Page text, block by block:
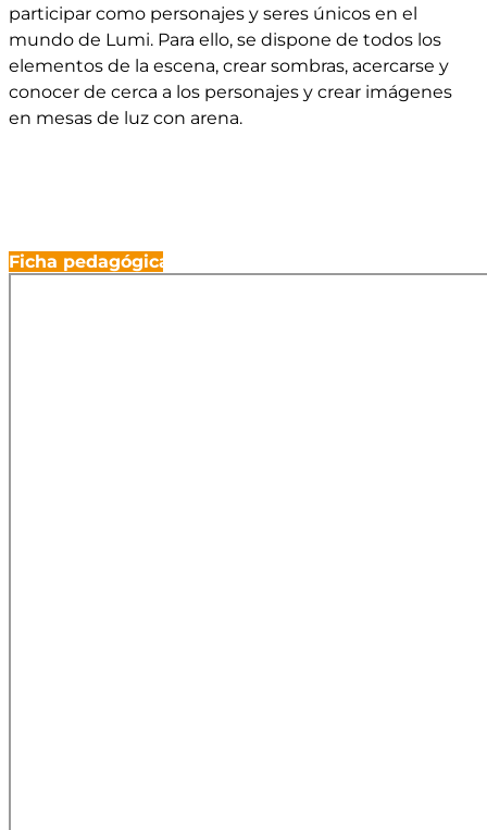
participar como personajes y seres únicos en el
mundo de Lumi. Para ello, se dispone de todos los
elementos de la escena, crear sombras, acercarse y
conocer de cerca a los personajes y crear imágenes
en mesas de luz con arena.
Ficha pedagógica